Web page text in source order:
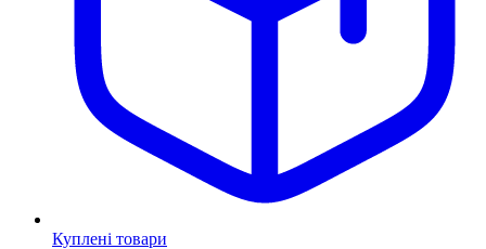
Куплені товари